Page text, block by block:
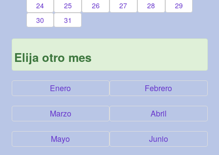
24
25 26 27 28
29
30
31
Elija otro mes
Enero Febrero
Marzo Abril
Mayo Junio